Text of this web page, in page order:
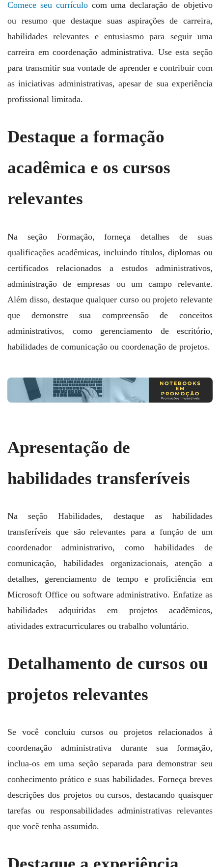
Comece seu currículocom uma declaração de objetivo
ou resumo que destaque suas aspirações de carreira,
habilidades relevantes e entusiasmo para seguir uma
carreira em coordenação administrativa. Use esta seção
para transmitir sua vontade de aprender e contribuir com
as iniciativas administrativas, apesar de sua experiência
profissional limitada.
Destaque a formação
acadêmica e os cursos
relevantes
Na seção Formação, forneça detalhes de suas
qualificações acadêmicas, incluindo títulos, diplomas ou
certificados relacionados a estudos administrativos,
administração de empresas ou um campo relevante.
Além disso, destaque qualquer curso ou projeto relevante
que demonstre sua compreensão de conceitos
administrativos, como gerenciamento de escritório,
habilidades de comunicação ou coordenação de projetos.
Apresentação de
habilidades transferíveis
Na seção Habilidades, destaque as habilidades
transferíveis que são relevantes para a função de um
coordenador administrativo, como habilidades de
comunicação, habilidades organizacionais, atenção a
detalhes, gerenciamento de tempo e proficiência em
Microsoft Office ou software administrativo. Enfatize as
habilidades adquiridas em projetos acadêmicos,
atividades extracurriculares ou trabalho voluntário.
Detalhamento de cursos ou
projetos relevantes
Se você concluiu cursos ou projetos relacionados à
coordenação administrativa durante sua formação,
inclua-os em uma seção separada para demonstrar seu
conhecimento prático e suas habilidades. Forneça breves
descrições dos projetos ou cursos, destacando quaisquer
tarefas ou responsabilidades administrativas relevantes
que você tenha assumido.